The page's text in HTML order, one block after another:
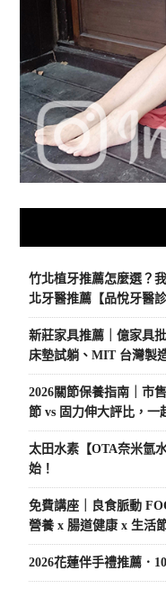
竹北植牙推薦怎麼選？
北牙醫推薦【品悅牙醫診
新莊家具推薦｜億家具
床墊試躺、MIT 台灣製
2026關節保養指南｜市
節 vs 固力伸大評比，一
太田水素【OTA奈米氫
始！
免費講座｜良食脈動
營養 x 腸道健康 x 生活
2026花蓮伴手禮推薦．